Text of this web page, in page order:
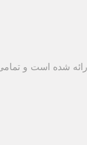
شده است و